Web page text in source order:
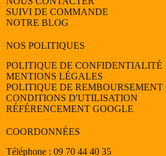
SUIVI DE COMMANDE
NOTRE BLOG
NOS POLITIQUES
POLITIQUE DE CONFIDENTIALITÉ
MENTIONS LÉGALES
POLITIQUE DE REMBOURSEMENT
CONDITIONS D'UTILISATION
RÉFÉRENCEMENT GOOGLE
COORDONNÉES
Téléphone : 09 70 44 40 35